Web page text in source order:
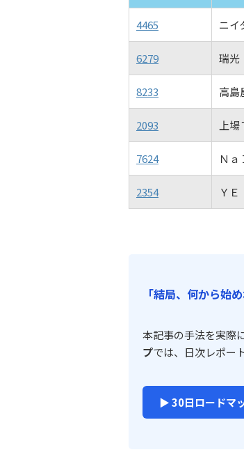
4465 ニイ
6279 瑞光
8233 高島
2093 上
7624 Ｎａ
2354 Ｙ
「結局、何から始
本記事の手法を実際
プでは、日次レポー
▶ 30日ロードマ